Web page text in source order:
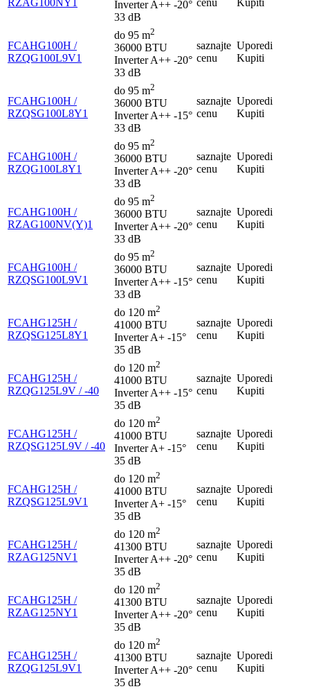
RZAG100NY1 Inverter A++ -20°
33 dB
cenu Kupiti
FCAHG100H /
RZQG100L9V1
do 95 m2
36000 BTU
Inverter A++ -20°
33 dB
saznajte
cenu
Uporedi
Kupiti
FCAHG100H /
RZQSG100L8Y1
do 95 m2
36000 BTU
Inverter A++ -15°
33 dB
saznajte
cenu
Uporedi
Kupiti
FCAHG100H /
RZQG100L8Y1
do 95 m2
36000 BTU
Inverter A++ -20°
33 dB
saznajte
cenu
Uporedi
Kupiti
FCAHG100H /
RZAG100NV(Y)1
do 95 m2
36000 BTU
Inverter A++ -20°
33 dB
saznajte
cenu
Uporedi
Kupiti
FCAHG100H /
RZQSG100L9V1
do 95 m2
36000 BTU
Inverter A++ -15°
33 dB
saznajte
cenu
Uporedi
Kupiti
FCAHG125H /
RZQSG125L8Y1
do 120 m2
41000 BTU
Inverter A+ -15°
35 dB
saznajte
cenu
Uporedi
Kupiti
FCAHG125H /
RZQG125L9V / -40
do 120 m2
41000 BTU
Inverter A++ -15°
35 dB
saznajte
cenu
Uporedi
Kupiti
FCAHG125H /
RZQSG125L9V / -40
do 120 m2
41000 BTU
Inverter A+ -15°
35 dB
saznajte
cenu
Uporedi
Kupiti
FCAHG125H /
RZQSG125L9V1
do 120 m2
41000 BTU
Inverter A+ -15°
35 dB
saznajte
cenu
Uporedi
Kupiti
FCAHG125H /
RZAG125NV1
do 120 m2
41300 BTU
Inverter A++ -20°
35 dB
saznajte
cenu
Uporedi
Kupiti
FCAHG125H /
RZAG125NY1
do 120 m2
41300 BTU
Inverter A++ -20°
35 dB
saznajte
cenu
Uporedi
Kupiti
FCAHG125H /
RZQG125L9V1
do 120 m2
41300 BTU
Inverter A++ -20°
35 dB
saznajte
cenu
Uporedi
Kupiti